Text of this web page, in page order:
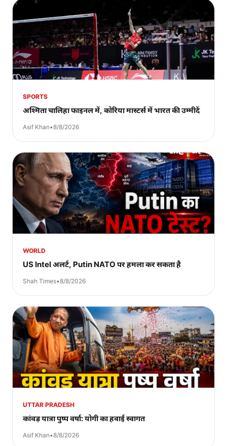
SPORTS
अश्मिता चालिहा फाइनल में, कोरिया मास्टर्स में भारत की उम्मीदें
Asif Khan•8/8/2026
WORLD
US Intel अलर्ट, Putin NATO पर हमला कर सकता है
Shah Times•8/8/2026
UTTAR PRADESH
कांवड़ यात्रा पुष्प वर्षा: योगी का हवाई स्वागत
Asif Khan•8/8/2026